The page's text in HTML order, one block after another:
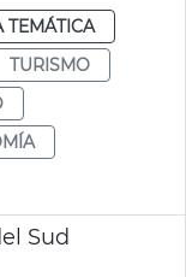
TEMÁTICA
TURISMO
Sud